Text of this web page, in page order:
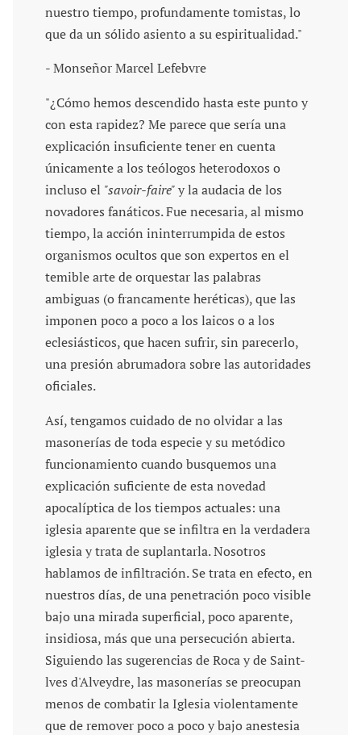
nuestro tiempo, profundamente tomistas, lo
que da un sólido asiento a su espiritualidad."
- Monseñor Marcel Lefebvre
"¿Cómo hemos descendido hasta este punto y
con esta rapidez? Me parece que sería una
explicación insuficiente tener en cuenta
únicamente a los teólogos heterodoxos o
incluso el "savoir-faire"y la audacia de los
novadores fanáticos. Fue necesaria, al mismo
tiempo, la acción ininterrumpida de estos
organismos ocultos que son expertos en el
temible arte de orquestar las palabras
ambiguas (o francamente heréticas), que las
imponen poco a poco a los laicos o a los
eclesiásticos, que hacen sufrir, sin parecerlo,
una presión abrumadora sobre las autoridades
oficiales.
Así, tengamos cuidado de no olvidar a las
masonerías de toda especie y su metódico
funcionamiento cuando busquemos una
explicación suficiente de esta novedad
apocalíptica de los tiempos actuales: una
iglesia aparente que se infiltra en la verdadera
iglesia y trata de suplantarla. Nosotros
hablamos de infiltración. Se trata en efecto, en
nuestros días, de una penetración poco visible
bajo una mirada superficial, poco aparente,
insidiosa, más que una persecución abierta.
Siguiendo las sugerencias de Roca y de Saint-
lves d'Alveydre, las masonerías se preocupan
menos de combatir la Iglesia violentamente
que de remover poco a poco y bajo anestesia